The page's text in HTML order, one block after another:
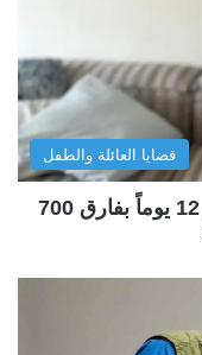
قضايا العائلة والطفل
شقة تُباع في ستوكهولم مرتين خلال 12 يوماً بفارق 700